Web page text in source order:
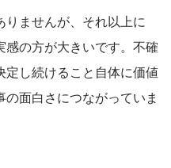
ませんが、それ以上に
感の方が大きいです。不確
し続けること自体に価値
面白さにつながっていま